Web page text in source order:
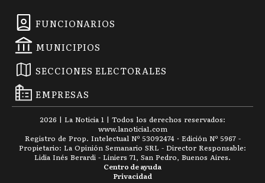
FUNCIONARIOS
MUNICIPIOS
SECCIONES ELECTORALES
EMPRESAS
2026 | La Noticia 1 | Todos los derechos reservados:
www.lanoticia1.com
Registro de Prop. Intelectual Nº 53092474 · Edición Nº 5967 -
Propietario: La Opinión Semanario SRL - Director Responsable:
Lidia Inés Berardi - Liniers 71, San Pedro, Buenos Aires.
Privacidad
Centro de ayuda